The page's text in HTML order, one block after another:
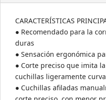
CARACTERÍSTICAS
● Recomendado para la
duras
● Sensación ergonómica
● Corte preciso que imita
cuchillas ligeramente
● Cuchillas afiladas